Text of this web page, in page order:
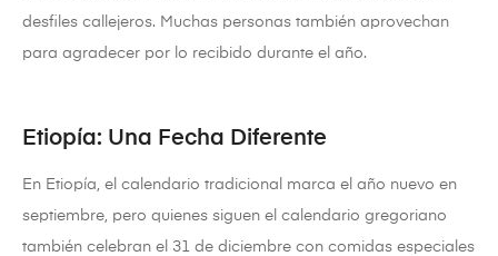
desfiles callejeros. Muchas personas también aprovechan
para agradecer por lo recibido durante el año.
Etiopía: Una Fecha Diferente
En Etiopía, el calendario tradicional marca el año nuevo en
septiembre, pero quienes siguen el calendario gregoriano
también celebran el 31 de diciembre con comidas especiales